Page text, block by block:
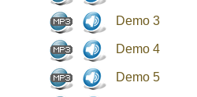
Demo 3
Demo 4
Demo 5